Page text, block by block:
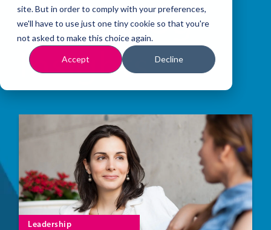
site. But in order to comply with your preferences,
we'll have to use just one tiny cookie so that you're
not asked to make this choice again.
Accept Decline
sur le blog
Insights
Leadership